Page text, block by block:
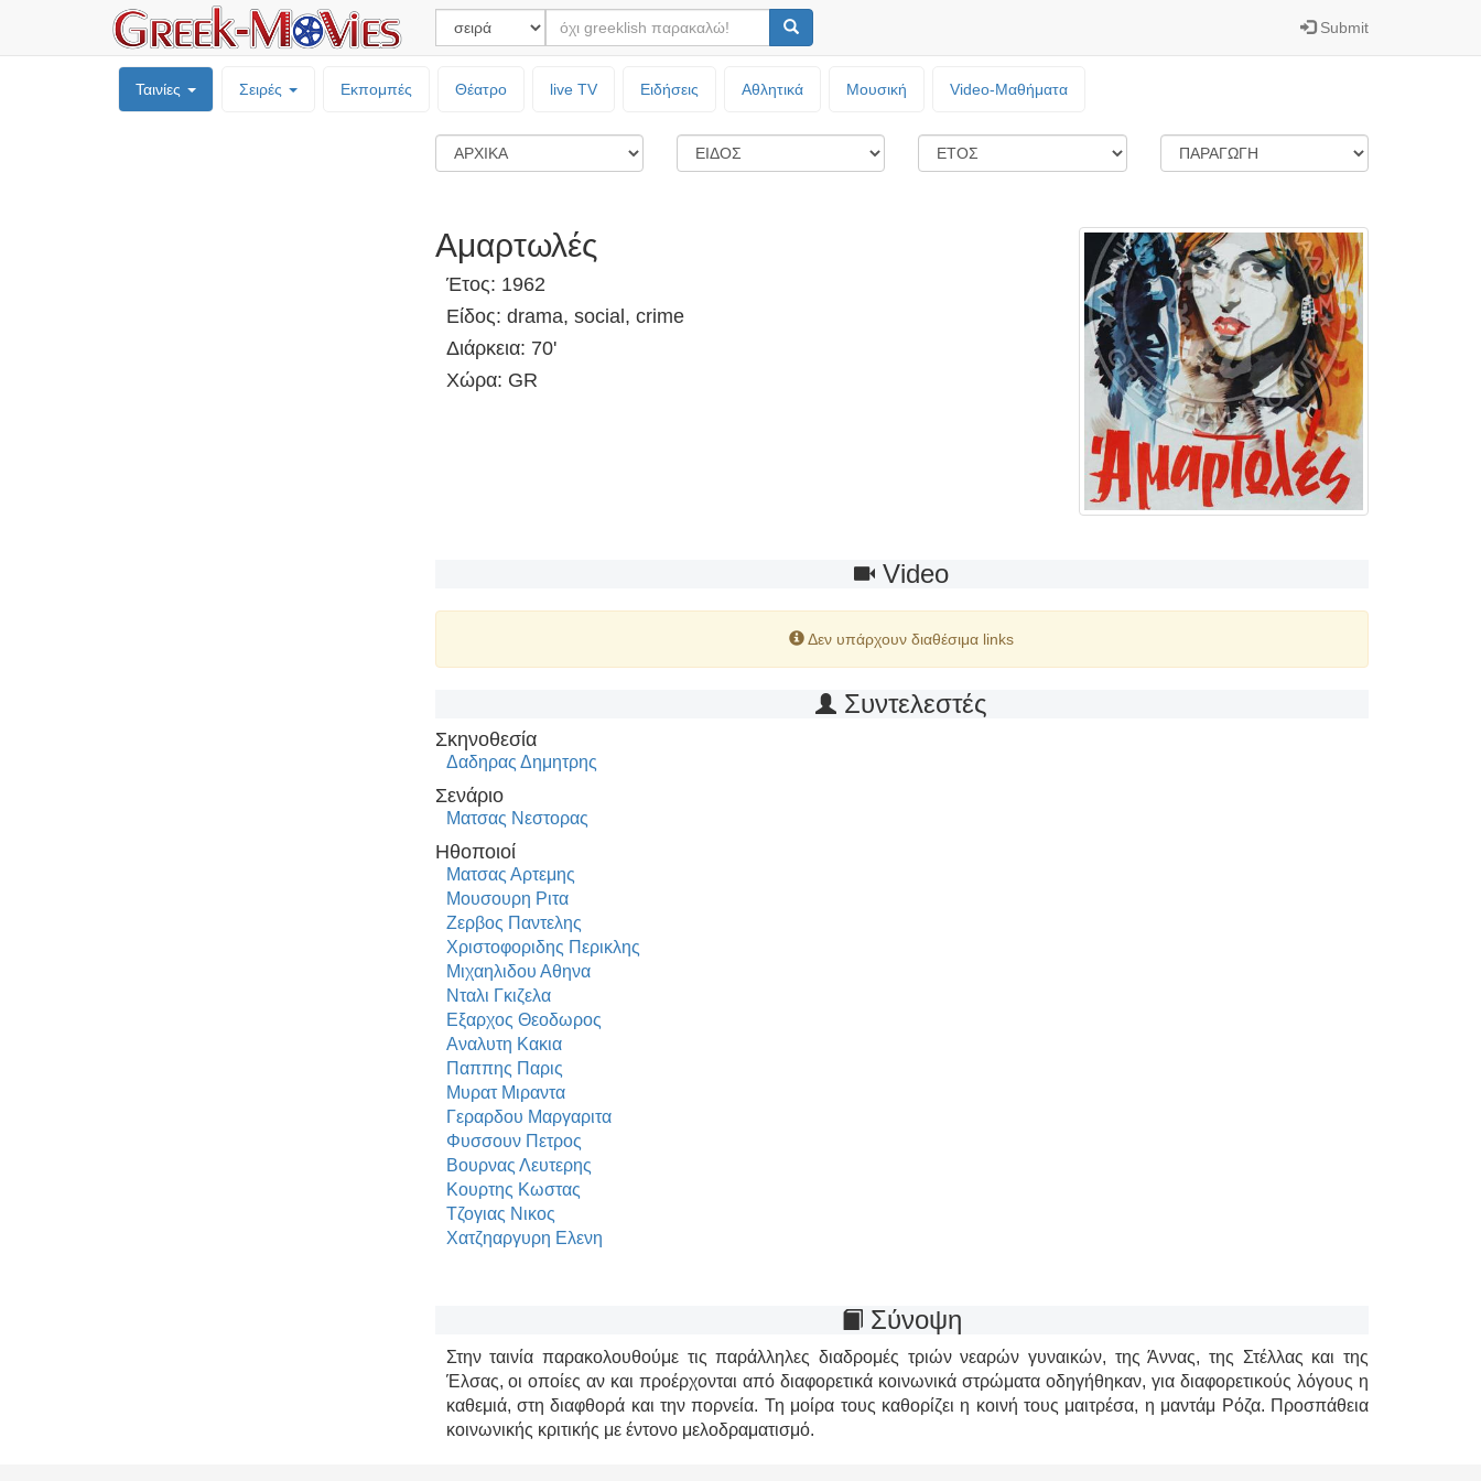
Submit
Ταινίες Σειρές Εκπομπές Θέατρο live TV Ειδήσεις Αθλητικά Μουσική Video-Mαθήματα
Αμαρτωλές
Έτος: 1962
Είδος: drama, social, crime
Διάρκεια: 70'
Χώρα: GR
Video
Δεν υπάρχουν διαθέσιμα links
Συντελεστές
Σκηνοθεσία
Δαδηρας Δημητρης
Σενάριο
Ματσας Νεστορας
Ηθοποιοί
Ματσας Αρτεμης
Μουσουρη Ριτα
Ζερβος Παντελης
Χριστοφοριδης Περικλης
Μιχαηλιδου Αθηνα
Νταλι Γκιζελα
Εξαρχος Θεοδωρος
Αναλυτη Κακια
Παππης Παρις
Μυρατ Μιραντα
Γεραρδου Μαργαριτα
Φυσσουν Πετρος
Βουρνας Λευτερης
Κουρτης Κωστας
Τζογιας Νικος
Χατζηαργυρη Ελενη
Σύνοψη
Στην ταινία παρακολουθούμε τις παράλληλες διαδρομές τριών νεαρών γυναικών, της Άννας, της Στέλλας και της
Έλσας, οι οποίες αν και προέρχονται από διαφορετικά κοινωνικά στρώματα οδηγήθηκαν, για διαφορετικούς λόγους η
καθεμιά, στη διαφθορά και την πορνεία. Τη μοίρα τους καθορίζει η κοινή τους μαιτρέσα, η μαντάμ Ρόζα. Προσπάθεια
κοινωνικής κριτικής με έντονο μελοδραματισμό.